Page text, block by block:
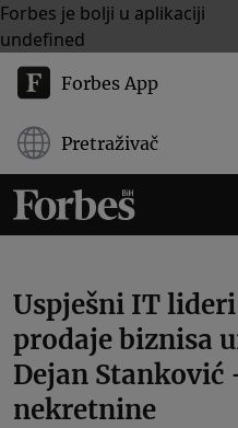
Forbes je bolji u aplikaciji
undefined
Forbes App
Pretraživač
Uspješni IT
prodaje biznisa
Dejan Stanković
nekretnine